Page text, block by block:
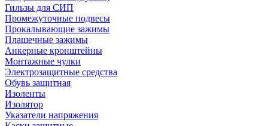
Гильзы для СИП
Промежуточные подвесы
Прокалывающие зажимы
Плашечные зажимы
Анкерные кронштейны
Монтажные чулки
Электрозащитные средства
Обувь защитная
Изоленты
Изолятор
Указатели напряжения